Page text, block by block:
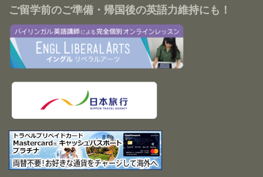
ご留学前のご準備・帰国後の英語力維持にも！